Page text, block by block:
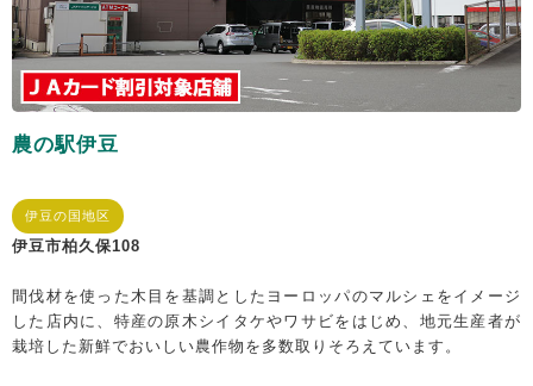
農の駅伊豆
伊豆の国地区
伊豆市柏久保108
間伐材を使った木目を基調としたヨーロッパのマルシェをイメージ
した店内に、特産の原木シイタケやワサビをはじめ、地元生産者が
栽培した新鮮でおいしい農作物を多数取りそろえています。